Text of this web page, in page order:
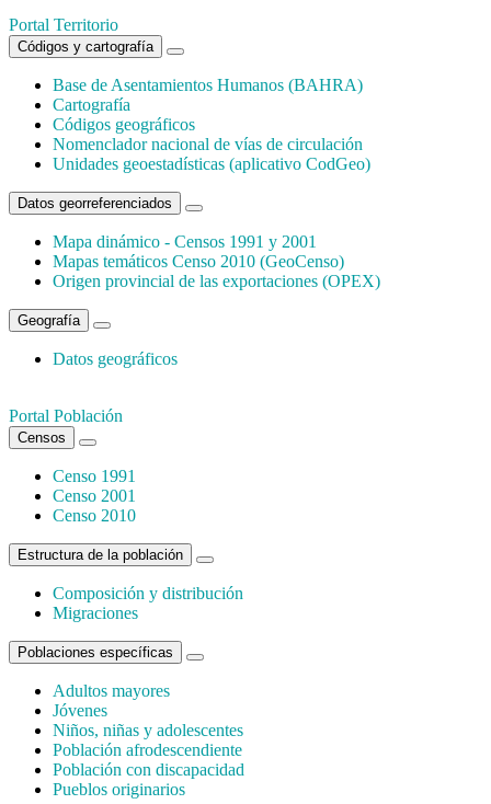
Portal Territorio
Códigos y cartografía
Base de Asentamientos Humanos (BAHRA)
Cartografía
Códigos geográficos
Nomenclador nacional de vías de circulación
Unidades geoestadísticas (aplicativo CodGeo)
Datos georreferenciados
Mapa dinámico - Censos 1991 y 2001
Mapas temáticos Censo 2010 (GeoCenso)
Origen provincial de las exportaciones (OPEX)
Geografía
Datos geográficos
Portal Población
Censos
Censo 1991
Censo 2001
Censo 2010
Estructura de la población
Composición y distribución
Migraciones
Poblaciones específicas
Adultos mayores
Jóvenes
Niños, niñas y adolescentes
Población afrodescendiente
Población con discapacidad
Pueblos originarios